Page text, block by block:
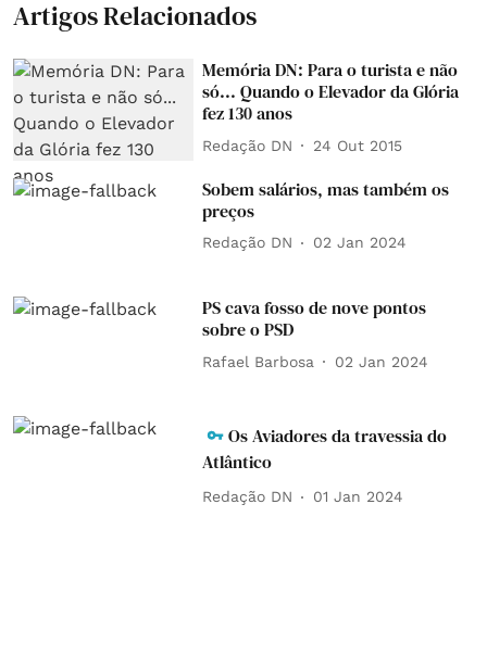
Artigos Relacionados
Memória DN: Para o turista e não
só... Quando o Elevador da Glória
fez 130 anos
Redação DN 24 Out 2015
Sobem salários, mas também os
preços
Redação DN 02 Jan 2024
PS cava fosso de nove pontos
sobre o PSD
Rafael Barbosa 02 Jan 2024
Os Aviadores da travessia do
Atlântico
Redação DN 01 Jan 2024